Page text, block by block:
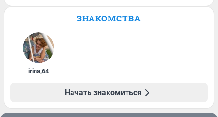
ЗНАКОМСТВА
irina,64
Начать знакомиться